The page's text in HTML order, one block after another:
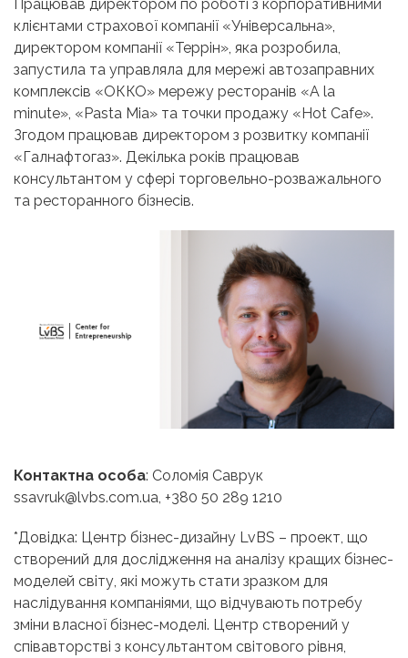
Працював директором по роботі з корпоративними
клієнтами страхової компанії «Універсальна»,
директором компанії «Террін», яка розробила,
запустила та управляла для мережі автозаправних
комплексів «ОККО» мережу ресторанів «A la
minute», «Pasta Mia» та точки продажу «Hot Cafe».
Згодом працював директором з розвитку компанії
«Галнафтогаз». Декілька років працював
консультантом у сфері торговельно-розважального
та ресторанного бізнесів.
Контактна особа: Соломія Саврук
ssavruk@lvbs.com.ua, +380 50 289 1210
*Довідка: Центр бізнес-дизайну LvBS – проект, що
створений для дослідження на аналізу кращих бізнес-
моделей світу, які можуть стати зразком для
наслідування компаніями, що відчувають потребу
зміни власної бізнес-моделі. Центр створений у
співавторстві з консультантом світового рівня,